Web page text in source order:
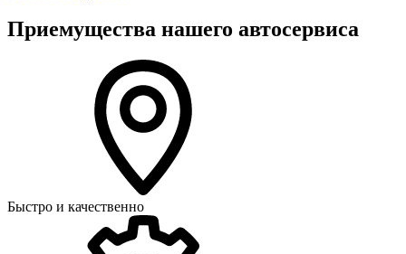
Приемущества нашего автосервиса
Быстро и качественно